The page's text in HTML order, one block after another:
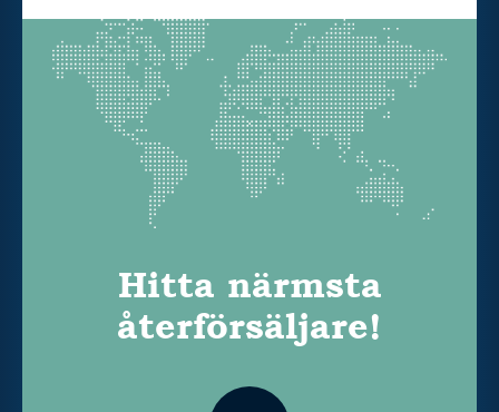
Hitta närmsta
återförsäljare!